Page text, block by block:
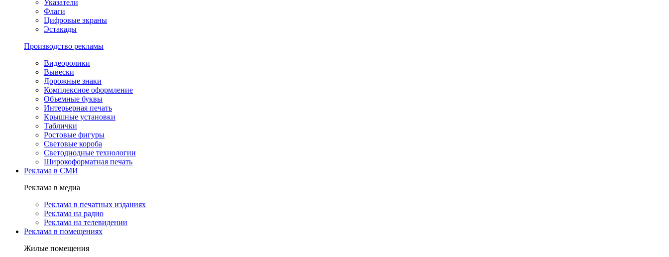
Указатели
Флаги
Цифровые экраны
Эстакады
Производство рекламы
Видеоролики
Вывески
Дорожные знаки
Комплексное оформление
Объемные буквы
Интерьерная печать
Крышные установки
Таблички
Ростовые фигуры
Световые короба
Светодиодные технологии
Широкоформатная печать
Реклама в СМИ
Реклама в медиа
Реклама в печатных изданиях
Реклама на радио
Реклама на телевидении
Реклама в помещениях
Жилые помещения